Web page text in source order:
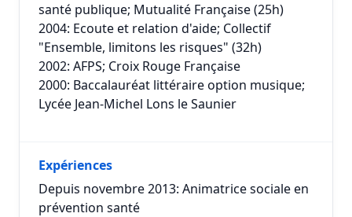
santé publique; Mutualité Française (25h)
2004: Ecoute et relation d'aide; Collectif
"Ensemble, limitons les risques" (32h)
2002: AFPS; Croix Rouge Française
2000: Baccalauréat littéraire option musique;
Lycée Jean-Michel Lons le Saunier
Expériences
Depuis novembre 2013: Animatrice sociale en
prévention santé